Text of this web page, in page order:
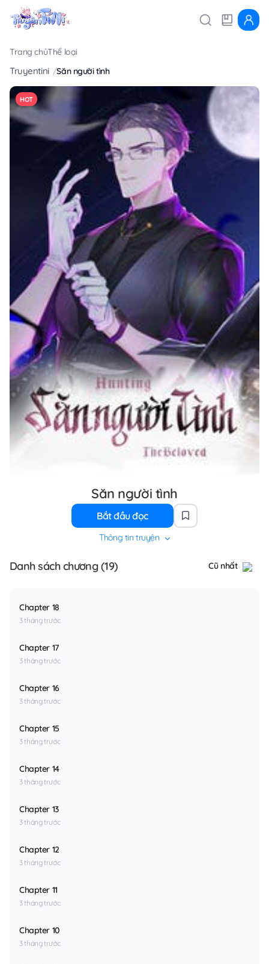
Trang chủThể loại
Truyentini Săn người tình
HOT
Săn người tình
Bắt đầu đọc
Thông tin truyện
Danh sách chương (19) Cũ nhất
Chapter 18
3 tháng trước
Chapter 17
3 tháng trước
Chapter 16
3 tháng trước
Chapter 15
3 tháng trước
Chapter 14
3 tháng trước
Chapter 13
3 tháng trước
Chapter 12
3 tháng trước
Chapter 11
3 tháng trước
Chapter 10
3 tháng trước